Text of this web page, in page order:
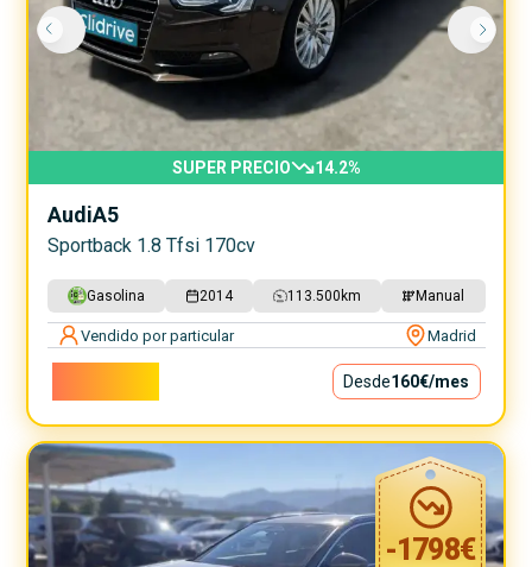
SUPER PRECIO 14.2%
AudiA5
Sportback 1.8 Tfsi 170cv
Gasolina 2014 113.500 km Manual
Vendido por particular Madrid
Desde160€/mes
-1798€